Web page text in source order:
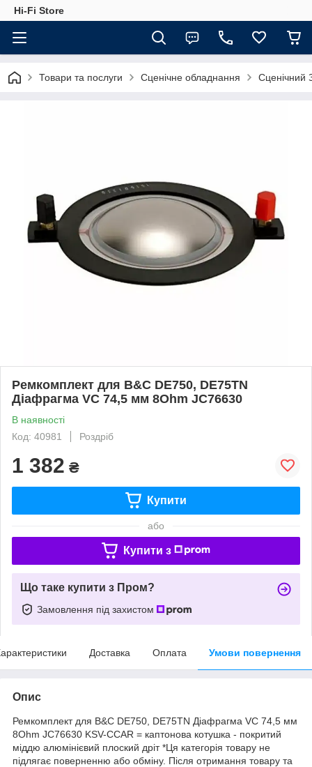
Hi-Fi Store
Товари та послуги Сценічне обладнання Сценічний
Ремкомплект для B&C DE750, DE75TN
Діафрагма VC 74,5 мм 8Ohm JC76630
В наявності
Код: 40981
Роздріб
1 382 ₴
Купити
або
Купити з
Що таке купити з Пром?
Замовлення під захистом
Доставка Оплата Умови повернення
Опис
Ремкомплект для B&C DE750, DE75TN Діафрагма VC 74,5 мм
8Ohm JC76630 KSV-CCAR = каптонова котушка - покритий
міддю алюмінієвий плоский дріт *Ця категорія товару не
підлягає поверненню або обміну. Після отримання товару та